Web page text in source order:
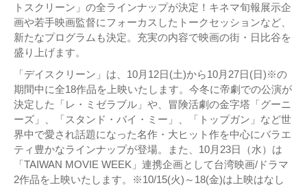
トスクリーン」の全ラインナップが決定！キネマ旬報展示企
画や若手映画監督にフォーカスしたトークセッションなど、
新たなプログラムも決定。充実の内容で映画の街・日比谷を
盛り上げます。
「デイスクリーン」は、10月12日(土)から10月27日(日)※の
期間中に全18作品を上映いたします。今冬に帝劇での公演が
決定した「レ・ミゼラブル」や、冒険活劇の金字塔「グーニ
ーズ」、「スタンド・バイ・ミー」、「トップガン」など世
界中で愛され話題になった名作・大ヒット作を中心にバラエ
ティ豊かなラインナップが登場。また、10月23日（水）は
「TAIWAN MOVIE WEEK」連携企画として台湾映画/ドラマ
2作品を上映いたします。※10/15(火)～18(金)は上映はなし